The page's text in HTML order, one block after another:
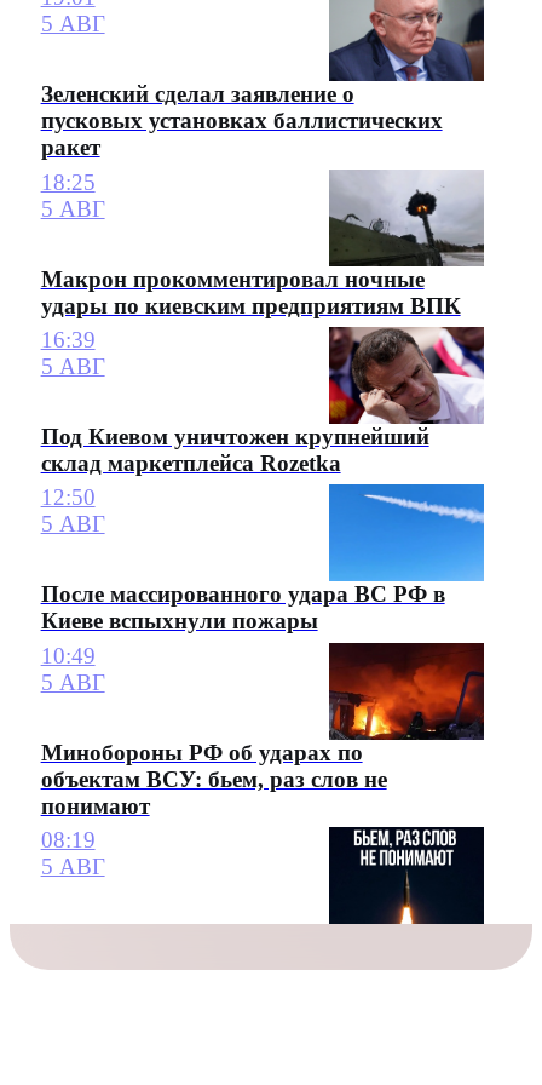
5 АВГ
Зеленский сделал заявление о
пусковых установках баллистических
ракет
18:25
5 АВГ
Макрон прокомментировал ночные
удары по киевским предприятиям ВПК
16:39
5 АВГ
Под Киевом уничтожен крупнейший
склад маркетплейса Rozetka
12:50
5 АВГ
После массированного удара ВС РФ в
Киеве вспыхнули пожары
10:49
5 АВГ
Минобороны РФ об ударах по
объектам ВСУ: бьем, раз слов не
понимают
08:19
5 АВГ